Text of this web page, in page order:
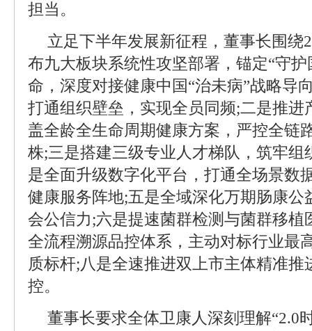
担当。
立足下半年发展新征程，董事长围绕
布九大板块系统性攻坚部署，锚定“守
命，深度对接健康中国“治未病”战略导
打通组织壁垒，实现全员同频;二是推进
盖全龄全生命周期健康方案，严控全链
株;三是搭建三级专业人才梯队，筑牢组
是全面升级数字化平台，打通全场景数
健康服务阵地;五是全域深化万期肠康公
会公信力;六是提速菌群检测与菌群移植
全流程溯源品控体系，主动对标行业最
质标杆;八是全速推进双上市主体精准推
控。
董事长要求全体卫康人深刻理解“2.0